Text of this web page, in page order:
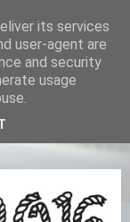
its services
user-agent are
and security
usage